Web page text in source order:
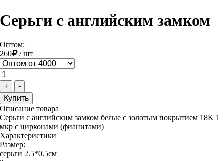
Серьги с английским замком
Оптом:
260
/шт
+ -
Описание товара
Серьги с английским замком белые с золотым покрытием 18K 1
мкр с цирконами (фианитами)
Характеристики
Размер:
серьги 2.5*0.5см